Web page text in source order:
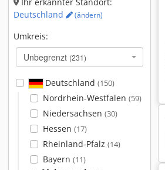
Deutschland
(ändern)
Umkreis:
Unbegrenzt (231)
Deutschland (150)
Nordrhein-Westfalen (59)
Niedersachsen (30)
Hessen (17)
Rheinland-Pfalz (14)
Bayern (11)
Lüftungsanlage Schaffer 4042